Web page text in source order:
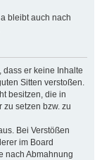
bleibt auch nach
er keine Inhalte
Sitten verstoßen.
besitzen, die in
setzen bzw. zu
Bei Verstößen
im Board
nach Abmahnung